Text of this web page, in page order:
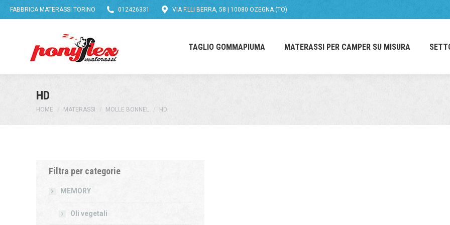
FABBRICA MATERASSI TORINO 012426331 VIA F.LLI BERRA, 58 | 10080 OZEGNA (TO)
TAGLIO GOMMAPIUMA MATERASSI PER CAMPER SU MISURA
HD
You are here:
HOME MATERASSI MOLLE BONNEL HD
Filtra per categorie
MEMORY
Oli vegetali